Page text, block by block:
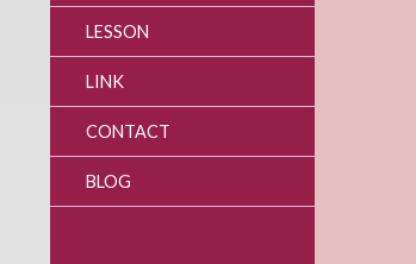
LESSON
LINK
CONTACT
BLOG